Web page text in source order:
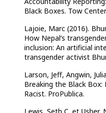
Black Boxes. Tow
Lajoie, Marc (2016).
How Nepal’s
inclusion: An artificial
transgender activist
Larson, Jeff, Angwin,
Breaking the Black
Racist. ProPublica.